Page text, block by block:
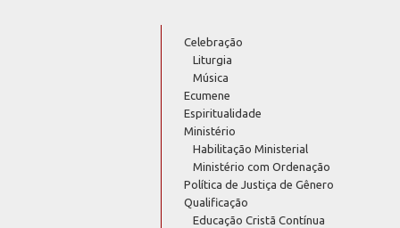
Celebração
Liturgia
Música
Ecumene
Espiritualidade
Ministério
Habilitação Ministerial
Ministério com Ordenação
Política de Justiça de Gênero
Qualificação
Educação Cristã Contínua